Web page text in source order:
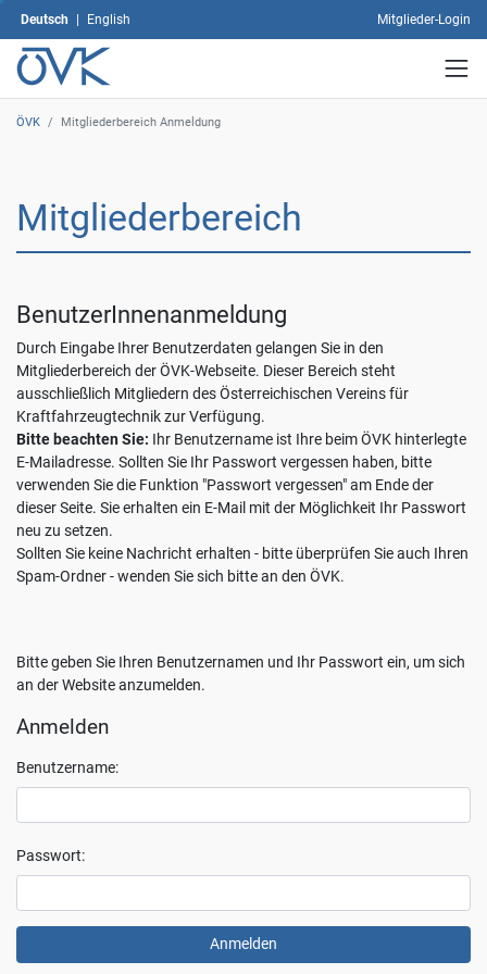
auf
"Auswahl
speichern".
dem
akzeptieren"
erklären
Sie
der
Verwendung
sämtlicher
Cookies
einverstanden.
Ihre
Einwilligung
können
Sie
jederzeit
mit
Wirkung
widerrufen,
indem
Ihre
ändern.
Informationen
finden
unter:
Deutsch | English Mitglieder-Login
ÖVK / Mitgliederbereich Anmeldung
Mitgliederbereich
BenutzerInnenanmeldung
Durch Eingabe Ihrer Benutzerdaten gelangen Sie in den
Mitgliederbereich der ÖVK-Webseite. Dieser Bereich steht
ausschließlich Mitgliedern des Österreichischen Vereins für
Kraftfahrzeugtechnik zur Verfügung.
Bitte beachten Sie: Ihr Benutzername ist Ihre beim ÖVK hinterlegte
E-Mailadresse. Sollten Sie Ihr Passwort vergessen haben, bitte
verwenden Sie die Funktion "Passwort vergessen" am Ende der
dieser Seite. Sie erhalten ein E-Mail mit der Möglichkeit Ihr Passwort
neu zu setzen.
Sollten Sie keine Nachricht erhalten - bitte überprüfen Sie auch Ihren
Spam-Ordner - wenden Sie sich bitte an den ÖVK.
Bitte geben Sie Ihren Benutzernamen und Ihr Passwort ein, um sich
an der Website anzumelden.
Anmelden
Benutzername:
Passwort: